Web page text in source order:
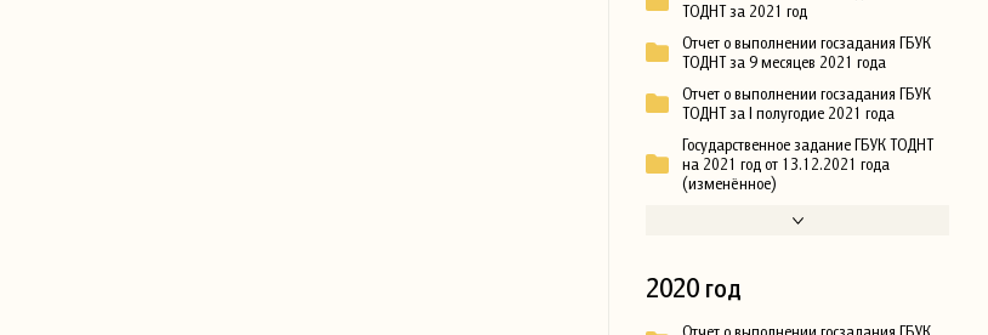
ТОДНТ за 2021 год
Отчет о выполнении госзадания ГБУК
ТОДНТ за 9 месяцев 2021 года
Отчет о выполнении госзадания ГБУК
ТОДНТ за I полугодие 2021 года
Государственное задание ГБУК ТОДНТ
на 2021 год от 13.12.2021 года
(изменённое)
2020 год